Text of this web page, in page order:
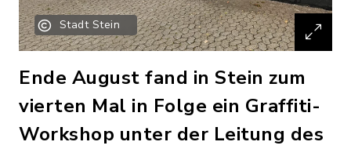
Stadt Stein
Ende August fand in Stein zum
vierten Mal in Folge ein Graffiti-
Workshop unter der Leitung des